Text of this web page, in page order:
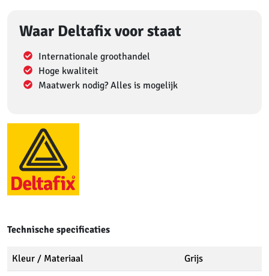
Waar Deltafix voor staat
Internationale groothandel
Hoge kwaliteit
Maatwerk nodig? Alles is mogelijk
Technische specificaties
Kleur / Materiaal Grijs